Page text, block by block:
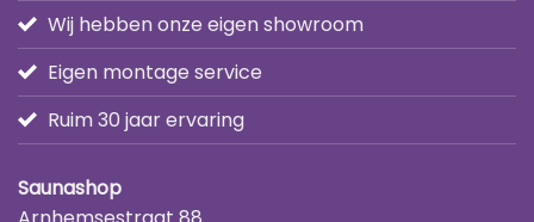
Wij hebben onze eigen showroom
Eigen montage service
Ruim 30 jaar ervaring
Saunashop